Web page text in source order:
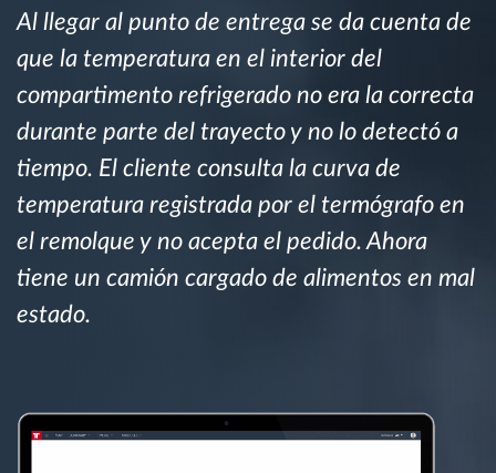
Planificación y seguimiento de rutas
Identificación automática del conductor
Descubrir todas las características
¿Cómo podemos ayudar en el control de la
actividad de su flota?
Al llegar al punto de entrega se da cuenta de
que la temperatura en el interior del
compartimento refrigerado no era la correcta
durante parte del trayecto y no lo detectó a
tiempo. El cliente consulta la curva de
temperatura registrada por el termógrafo en
el remolque y no acepta el pedido. Ahora
tiene un camión cargado de alimentos en mal
estado.